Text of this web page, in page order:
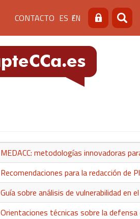
Menú
de
cabecera
[contacto]
CONTACTO ES EN Buscar
MEDACC: metodologías innovadoras
Recomendaciones para la redacción de
Guía sobre análisis de vulnerabilidad en
Orientaciones técnicas sobre la